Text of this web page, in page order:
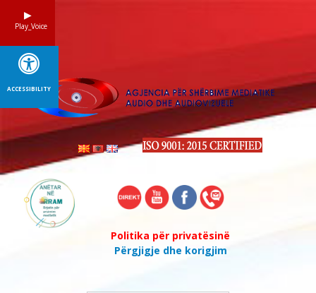
Politika për privatësinë
Përgjigje dhe korigjim
Play_Voice
ACCESSIBILITY